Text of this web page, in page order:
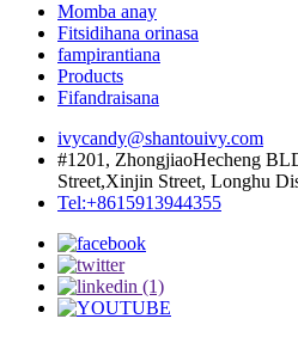
Momba anay
Fitsidihana orinasa
fampirantiana
Products
Fifandraisana
ivycandy@shantouivy.com
#1201, ZhongjiaoHecheng
Street,Xinjin Street, Longhu
Tel:+8615913944355